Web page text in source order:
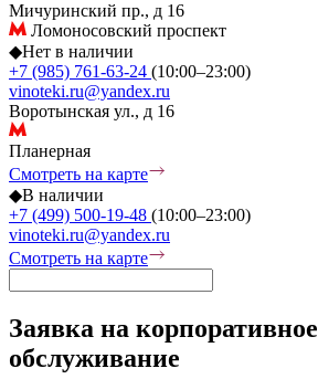
Мичуринский пр., д 16
Ломоносовский проспект
◆Нет в наличии
+7 (985) 761-63-24 (10:00–23:00)
vinoteki.ru@yandex.ru
Воротынская ул., д 16
Планерная
Смотреть на карте
◆В наличии
+7 (499) 500-19-48 (10:00–23:00)
vinoteki.ru@yandex.ru
Смотреть на карте
Заявка на корпоративное
обслуживание